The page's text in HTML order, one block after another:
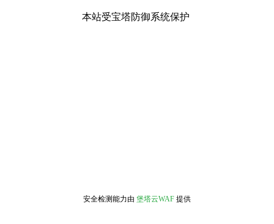
本站受宝塔防御系统保护
安全检测能力由 堡塔云WAF 提供